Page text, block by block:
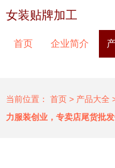
女装贴牌加工
首页 企业简介
当前位置： 首页 > 产品大全
力服装创业，专卖店尾货批